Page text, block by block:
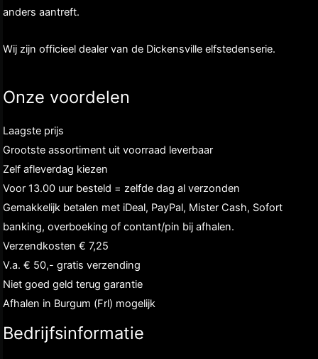
anders aantreft.
Wij zijn officieel dealer van de Dickensville elfstedenserie.
Onze voordelen
Laagste prijs
Grootste assortiment uit voorraad leverbaar
Zelf afleverdag kiezen
Voor 13.00 uur besteld = zelfde dag al verzonden
Gemakkelijk betalen met iDeal, PayPal, Mister Cash, Sofort
banking, overboeking of contant/pin bij afhalen.
Verzendkosten € 7,25
V.a. € 50,- gratis verzending
Niet goed geld terug garantie
Afhalen in Burgum (Frl) mogelijk
Bedrijfsinformatie